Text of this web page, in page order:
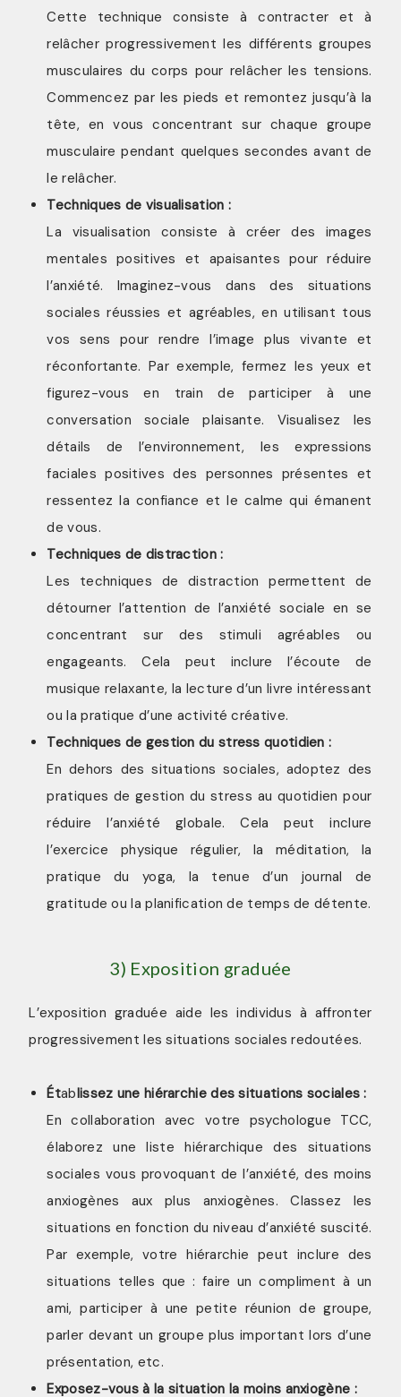
Cette technique consiste à contracter et à
relâcher progressivement les différents groupes
musculaires du corps pour relâcher les tensions.
Commencez par les pieds et remontez jusqu’à la
tête, en vous concentrant sur chaque groupe
musculaire pendant quelques secondes avant de
le relâcher.
Techniques de visualisation :
La visualisation consiste à créer des images
mentales positives et apaisantes pour réduire
l’anxiété. Imaginez-vous dans des situations
sociales réussies et agréables, en utilisant tous
vos sens pour rendre l’image plus vivante et
réconfortante. Par exemple, fermez les yeux et
figurez-vous en train de participer à une
conversation sociale plaisante. Visualisez les
détails de l’environnement, les expressions
faciales positives des personnes présentes et
ressentez la confiance et le calme qui émanent
de vous.
Techniques de distraction :
Les techniques de distraction permettent de
détourner l’attention de l’anxiété sociale en se
concentrant sur des stimuli agréables ou
engageants. Cela peut inclure l’écoute de
musique relaxante, la lecture d’un livre intéressant
ou la pratique d’une activité créative.
Techniques de gestion du stress quotidien :
En dehors des situations sociales, adoptez des
pratiques de gestion du stress au quotidien pour
réduire l’anxiété globale. Cela peut inclure
l’exercice physique régulier, la méditation, la
pratique du yoga, la tenue d’un journal de
gratitude ou la planification de temps de détente.
3) Exposition graduée
L’exposition graduée aide les individus à affronter
progressivement les situations sociales redoutées.
Établissez une hiérarchie des situations sociales :
En collaboration avec votre psychologue TCC,
élaborez une liste hiérarchique des situations
sociales vous provoquant de l’anxiété, des moins
anxiogènes aux plus anxiogènes. Classez les
situations en fonction du niveau d’anxiété suscité.
Par exemple, votre hiérarchie peut inclure des
situations telles que : faire un compliment à un
ami, participer à une petite réunion de groupe,
parler devant un groupe plus important lors d’une
présentation, etc.
Exposez-vous à la situation la moins anxiogène :